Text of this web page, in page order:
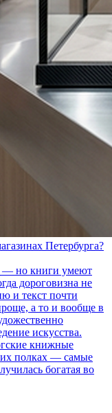
Петербурга?
— но книги умеют
дороговизна не
и текст почти
а то и вообще в
искусства.
книжные
их полках — самые
богатая во